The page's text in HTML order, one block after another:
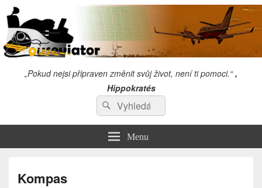
„Pokud nejsi připraven změnit svůj život, není ti pomoci.“ ,
Hippokratés
"Snažím se věnovat tolik času,abych se sám zlepšil, že mi nezbyde čas
kritizovat druhé!" Chuck Norris
Search
for:
Search
Menu
Kompas